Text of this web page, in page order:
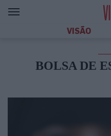
VISÃO
BOLSA DE